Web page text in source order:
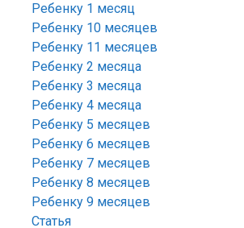
Ребенку 1 месяц
Ребенку 10 месяцев
Ребенку 11 месяцев
Ребенку 2 месяца
Ребенку 3 месяца
Ребенку 4 месяца
Ребенку 5 месяцев
Ребенку 6 месяцев
Ребенку 7 месяцев
Ребенку 8 месяцев
Ребенку 9 месяцев
Статья